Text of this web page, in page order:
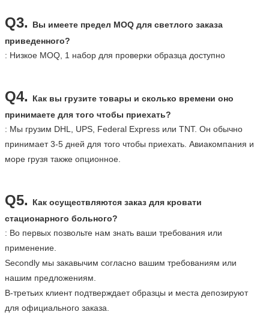
Q3.
Вы имеете предел MOQ для светлого заказа
приведенного?
: Низкое MOQ, 1 набор для проверки образца доступно
Q4.
Как вы грузите товары и сколько времени оно
принимаете для того чтобы приехать?
: Мы грузим DHL, UPS, Federal Express или TNT. Он обычно
принимает 3-5 дней для того чтобы приехать. Авиакомпания и
море грузя также опционное.
Q5. Как осуществляются заказ для кровати
стационарного больного?
: Во первых позвольте нам знать ваши требования или
применение.
Secondly мы закавычим согласно вашим требованиям или
нашим предложениям.
В-третьих клиент подтверждает образцы и места депозируют
для официального заказа.